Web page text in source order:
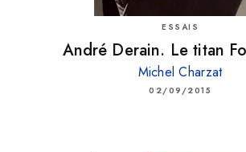
ESSAIS
André Derain. Le titan
Michel Charzat
02/09/2015